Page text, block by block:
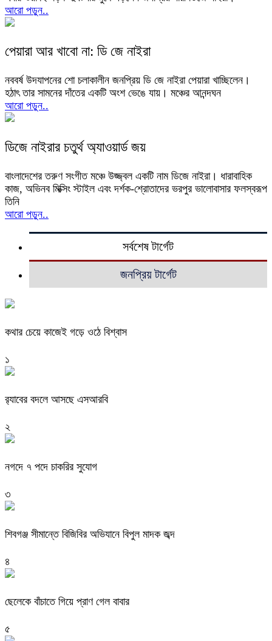
আরো পড়ুন..
পেয়ারা আর খাবো না: ডি জে নাইরা
নববর্ষ উদযাপনের শো চলাকালীন জনপ্রিয় ডি জে নাইরা পেয়ারা খাচ্ছিলেন।
হঠাৎ তার সামনের দাঁতের একটি অংশ ভেঙে যায়। মঞ্চের আনন্দঘন
আরো পড়ুন..
ডিজে নাইরার চতুর্থ অ্যাওয়ার্ড জয়
বাংলাদেশের তরুণ সংগীত মঞ্চে উজ্জ্বল একটি নাম ডিজে নাইরা। ধারাবাহিক
কাজ, অভিনব মিক্সিং স্টাইল এবং দর্শক-শ্রোতাদের ভরপুর ভালোবাসার ফলস্বরূপ
তিনি
আরো পড়ুন..
সর্বশেষ টার্গেট
জনপ্রিয় টার্গেট
কথার চেয়ে কাজেই গড়ে ওঠে বিশ্বাস
১
র‍্যাবের বদলে আসছে এসআরবি
২
নগদে ৭ পদে চাকরির সুযোগ
৩
শিবগঞ্জ সীমান্তে বিজিবির অভিযানে বিপুল মাদক জব্দ
৪
ছেলেকে বাঁচাতে গিয়ে প্রাণ গেল বাবার
৫